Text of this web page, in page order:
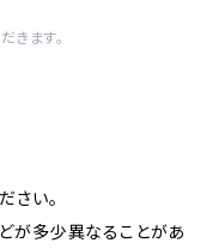
きます。
さい。
が多少異なることがあ